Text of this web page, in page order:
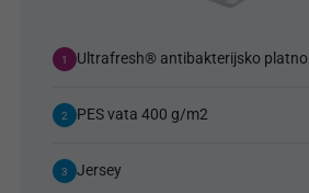
1 Ultrafresh® antibakterijsko platno
2 PES vata 400 g/m2
3 Jersey